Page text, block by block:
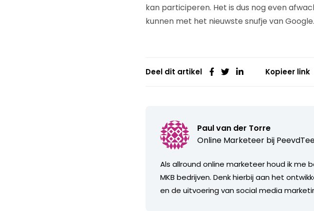
kan participeren. Het is dus nog even
kunnen met het nieuwste snufje van Google.
Deel dit artikel Kopieer link
Paul van der Torre
Online Marketeer bij
Als allround online marketeer houd ik me
MKB bedrijven. Denk hierbij aan het
en de uitvoering van social media